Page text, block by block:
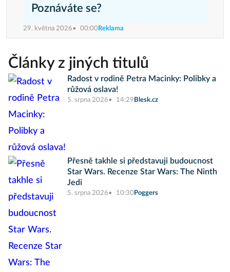
Poznáváte se?
29. května 2026 00:00 Reklama
Články z jiných titulů
Radost v rodině Petra Macinky: Polibky a
růžová oslava!
5. srpna 2026 14:29 Blesk.cz
Přesně takhle si představuji budoucnost
Star Wars. Recenze Star Wars: The Ninth
Jedi
5. srpna 2026 10:30 Poggers